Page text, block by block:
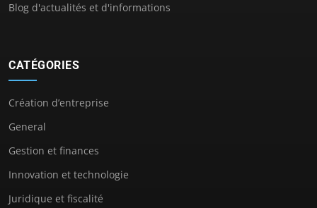
Blog d'actualités et d'informations
CATÉGORIES
Création d’entreprise
General
Gestion et finances
Innovation et technologie
Juridique et fiscalité